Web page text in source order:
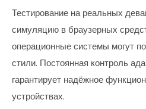
Тестирование на реальных
симуляцию в браузерных
операционные системы могут
стили. Постоянная контроль
гарантирует надёжное
устройствах.